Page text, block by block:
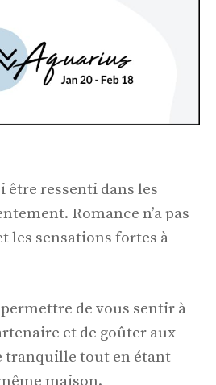
être ressenti dans les
Romance n’a pas
les sensations fortes à
de vous sentir à
et de goûter aux
tranquille tout en étant